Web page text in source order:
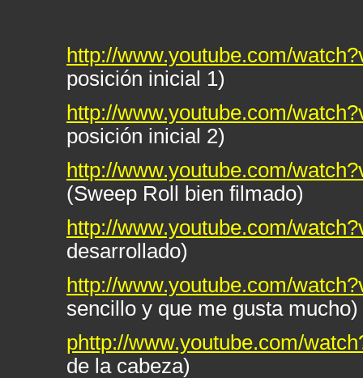
http://www.youtube.com/
posición inicial 1)
http://www.youtube.com/
posición inicial 2)
http://www.youtube.com/
(Sweep Roll bien filmado)
http://www.youtube.com/
desarrollado)
http://www.youtube.com/
sencillo y que me gusta mucho)
phttp://www.youtube.com/
de la cabeza)